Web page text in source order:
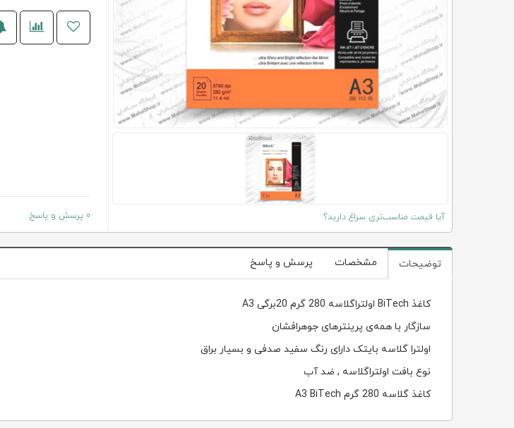
آیا قیمت مناسب‌تری سراغ دارید؟ 0 پرسش و پاسخ
توضیحات مشخصات پرسش و پاسخ
کاغذ BiTech اولتراگلاسه 280 گرم 20برگی A3
سازگار با همه‌ی پرینترهای جوهرافشان
اولترا گلاسه بایتک دارای رنگ سفید صدفی و بسیار براق
نوع بافت اولتراگلاسه , ضد آب
کاغذ گلاسه 280 گرم A3 BiTech